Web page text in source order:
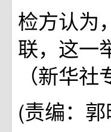
检方认为
联，这一
（新华社
(责编：